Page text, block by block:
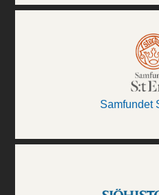
Samfundet